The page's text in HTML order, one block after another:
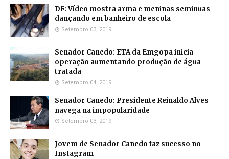
DF: Vídeo mostra arma e meninas seminuas
dançando em banheiro de escola
Setembro 03, 2019
Senador Canedo: ETA da Emgopa inicia
operação aumentando produção de água
tratada
Setembro 04, 2019
Senador Canedo: Presidente Reinaldo Alves
navega na impopularidade
Setembro 03, 2019
Jovem de Senador Canedo faz sucesso no
Instagram